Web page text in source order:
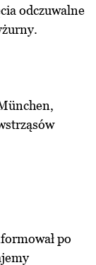
odczuwalne
po